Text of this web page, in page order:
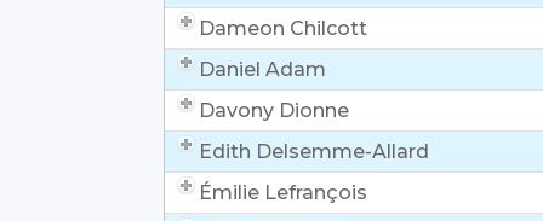
Dameon Chilcott
Daniel Adam
Davony Dionne
Edith Delsemme-Allard
Émilie Lefrançois